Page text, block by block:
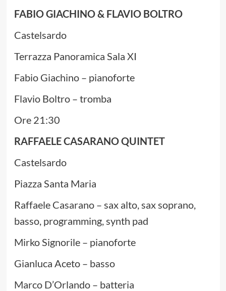
FABIO GIACHINO & FLAVIO BOLTRO
Castelsardo
Terrazza Panoramica Sala XI
Fabio Giachino – pianoforte
Flavio Boltro – tromba
Ore 21:30
RAFFAELE CASARANO QUINTET
Castelsardo
Piazza Santa Maria
Raffaele Casarano – sax alto, sax soprano,
basso, programming, synth pad
Mirko Signorile – pianoforte
Gianluca Aceto – basso
Marco D’Orlando – batteria